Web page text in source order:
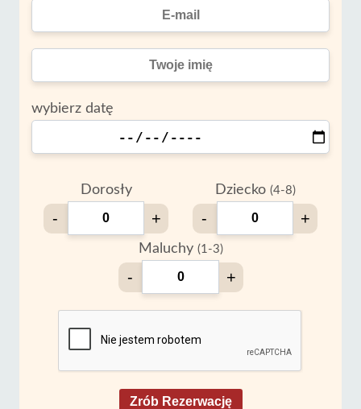
wybierz datę
Dorosły
- +
Dziecko (4-8)
- +
Maluchy (1-3)
- +
Zrób Rezerwację